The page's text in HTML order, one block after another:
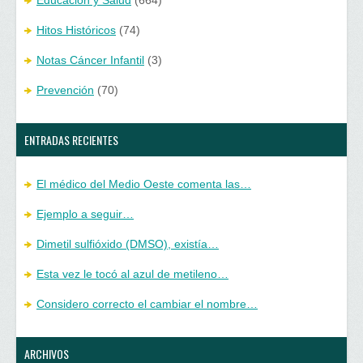
Hitos Históricos (74)
Notas Cáncer Infantil (3)
Prevención (70)
ENTRADAS RECIENTES
El médico del Medio Oeste comenta las…
Ejemplo a seguir…
Dimetil sulfióxido (DMSO), existía…
Esta vez le tocó al azul de metileno…
Considero correcto el cambiar el nombre…
ARCHIVOS